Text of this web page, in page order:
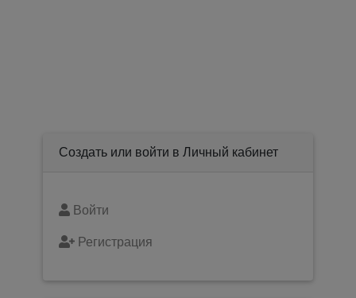
Создать или войти в Личный кабинет
Войти
Регистрация